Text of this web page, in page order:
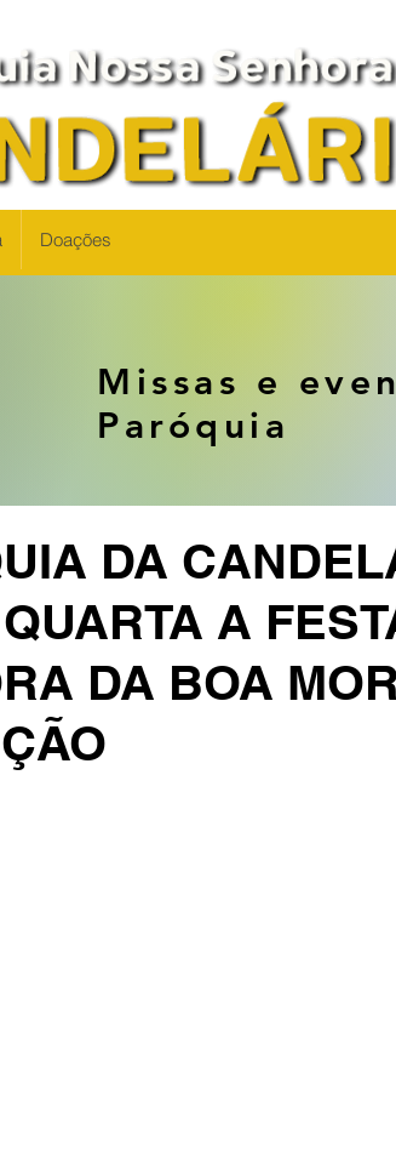
Doações
Missas e
Paróquia
DA
A
DA BOA
de 5 estrelas.